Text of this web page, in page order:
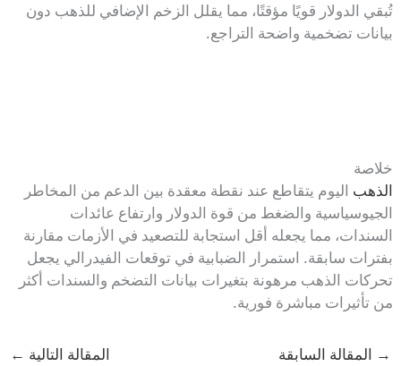
تُبقي الدولار قويًا مؤقتًا، مما يقلل الزخم الإضافي للذهب دون
بيانات تضخمية واضحة التراجع.
خلاصة
الذهب اليوم يتقاطع عند نقطة معقدة بين الدعم من المخاطر
الجيوسياسية والضغط من قوة الدولار وارتفاع عائدات
السندات، مما يجعله أقل استجابة للتصعيد في الأزمات مقارنة
بفترات سابقة. استمرار الضبابية في توقعات الفيدرالي يجعل
تحركات الذهب مرهونة بتغيرات بيانات التضخم والسندات أكثر
من تأثيرات مباشرة فورية.
→ المقالة السابقة المقالة التالية ←